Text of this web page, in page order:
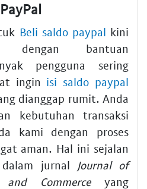
Beli saldo paypal kini
dengan bantuan
pengguna sering
ingin isi saldo paypal
dianggap rumit. Anda
kebutuhan transaksi
kami dengan proses
aman. Hal ini sejalan
jurnal Journal of
Commerceyang